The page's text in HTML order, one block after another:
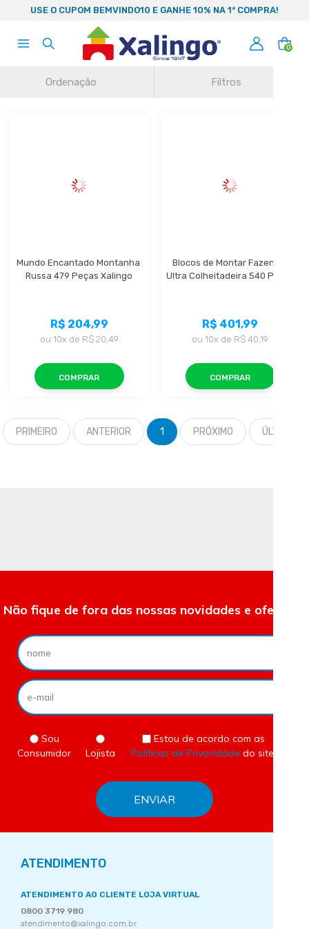
USE O CUPOM BEMVINDO10 E GANHE 10% NA 1ª COMPRA!
0
Ordenação Filtros
Mundo Encantado Montanha
Russa 479 Peças Xalingo
R$ 204,99
ou 10x de R$ 20,49
COMPRAR
Blocos de Montar Fazenda
Ultra Colheitadeira 540 Peças
R$ 401,99
ou 10x de R$ 40,19
COMPRAR
PRIMEIRO ANTERIOR 1 PRÓXIMO ÚLTIMO
Não fique de fora das nossas novidades e ofertas.
Sou
Consumidor
Lojista
Estou de acordo com as
Políticas de Privacidade do site.
ATENDIMENTO
ATENDIMENTO AO CLIENTE LOJA VIRTUAL
0800 3719 980
atendimento@xalingo.com.br